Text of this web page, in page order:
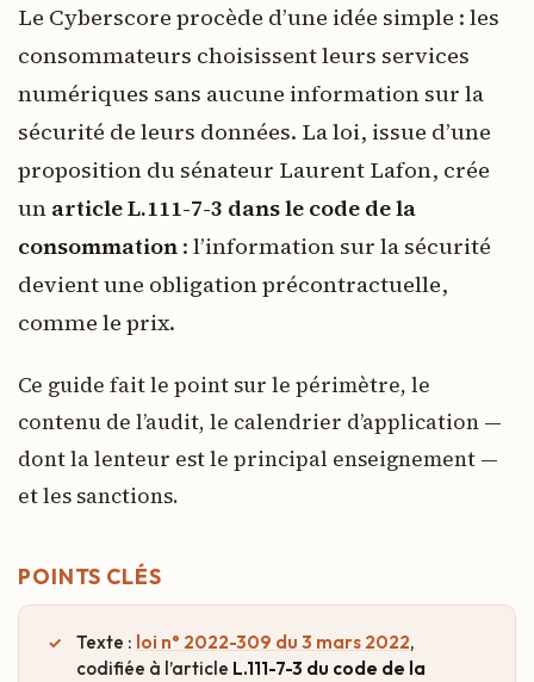
Le Cyberscore procède d’une idée simple : les
consommateurs choisissent leurs services
numériques sans aucune information sur la
sécurité de leurs données. La loi, issue d’une
proposition du sénateur Laurent Lafon, crée
un article L.111-7-3 dans le code de la
consommation : l’information sur la sécurité
devient une obligation précontractuelle,
comme le prix.
Ce guide fait le point sur le périmètre, le
contenu de l’audit, le calendrier d’application —
dont la lenteur est le principal enseignement —
et les sanctions.
POINTS CLÉS
Texte : loi n° 2022-309 du 3 mars 2022,
codifiée à l’article L.111-7-3 du code de la